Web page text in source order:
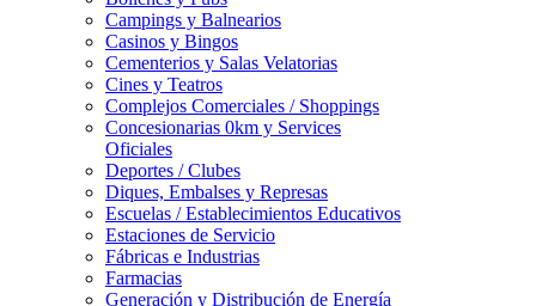
Campings y Balnearios
Casinos y Bingos
Cementerios y Salas Velatorias
Cines y Teatros
Complejos Comerciales / Shoppings
Concesionarias 0km y Services
Oficiales
Deportes / Clubes
Diques, Embalses y Represas
Escuelas / Establecimientos Educativos
Estaciones de Servicio
Fábricas e Industrias
Farmacias
Generación y Distribución de Energía